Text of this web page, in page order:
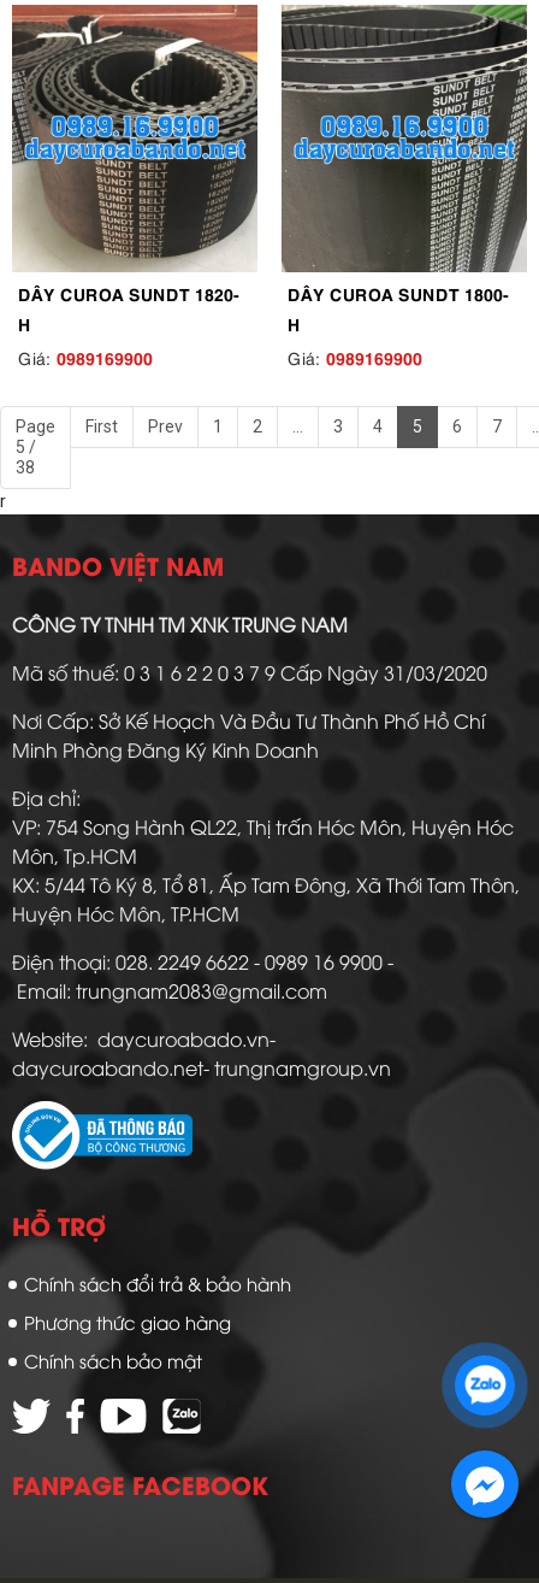
DÂY CUROA SUNDT 1820-
H
Giá: 0989169900
DÂY CUROA SUNDT 1800-
H
Giá: 0989169900
Page
5 /
38
First Prev 1 2 3 4 5 6 7
r
BANDO VIỆT NAM
CÔNG TY TNHH TM XNK TRUNG NAM
Mã số thuế: 0 3 1 6 2 2 0 3 7 9 Cấp Ngày 31/03/2020
Nơi Cấp: Sở Kế Hoạch Và Đầu Tư Thành Phố Hồ Chí
Minh Phòng Đăng Ký Kinh Doanh
Địa chỉ:
VP: 754 Song Hành QL22, Thị trấn Hóc Môn, Huyện Hóc
Môn, Tp.HCM
KX: 5/44 Tô Ký 8, Tổ 81, Ấp Tam Đông, Xã Thới Tam Thôn,
Huyện Hóc Môn, TP.HCM
Điện thoại: 028. 2249 6622 - 0989 16 9900 -
Email: trungnam2083@gmail.com
Website: daycuroabado.vn-
daycuroabando.net- trungnamgroup.vn
HỖ TRỢ
Chính sách đổi trả & bảo hành
Phương thức giao hàng
Chính sách bảo mật
FANPAGE FACEBOOK
Zalo 2: 0972 14 9900